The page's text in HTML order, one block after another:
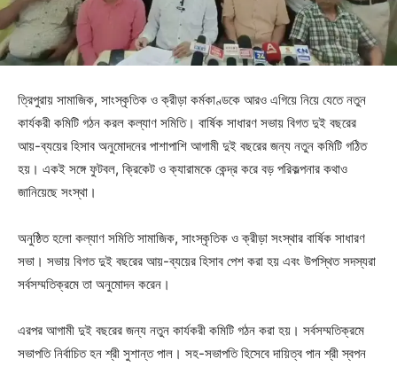
ত্রিপুরায় সামাজিক, সাংস্কৃতিক ও ক্রীড়া কর্মকাণ্ডকে আরও এগিয়ে নিয়ে যেতে নতুন
কার্যকরী কমিটি গঠন করল কল্যাণ সমিতি। বার্ষিক সাধারণ সভায় বিগত দুই বছরের
আয়-ব্যয়ের হিসাব অনুমোদনের পাশাপাশি আগামী দুই বছরের জন্য নতুন কমিটি গঠিত
হয়। একই সঙ্গে ফুটবল, ক্রিকেট ও ক্যারামকে কেন্দ্র করে বড় পরিকল্পনার কথাও
জানিয়েছে সংস্থা।
অনুষ্ঠিত হলো কল্যাণ সমিতি সামাজিক, সাংস্কৃতিক ও ক্রীড়া সংস্থার বার্ষিক সাধারণ
সভা। সভায় বিগত দুই বছরের আয়-ব্যয়ের হিসাব পেশ করা হয় এবং উপস্থিত সদস্যরা
সর্বসম্মতিক্রমে তা অনুমোদন করেন।
এরপর আগামী দুই বছরের জন্য নতুন কার্যকরী কমিটি গঠন করা হয়। সর্বসম্মতিক্রমে
সভাপতি নির্বাচিত হন শ্রী সুশান্ত পাল। সহ-সভাপতি হিসেবে দায়িত্ব পান শ্রী স্বপন